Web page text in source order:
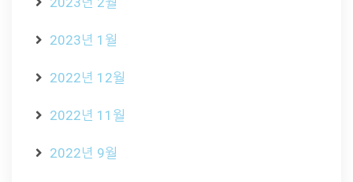
2023년 1월
2022년 12월
2022년 11월
2022년 9월